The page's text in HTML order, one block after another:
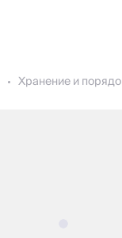
Хранение и